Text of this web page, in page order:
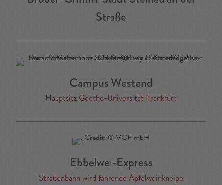
Straße
Campus Westend
Hauptsitz Goethe-Universität Frankfurt
Ebbelwei-Express
Straßenbahn wird fahrende Apfelweinkneipe